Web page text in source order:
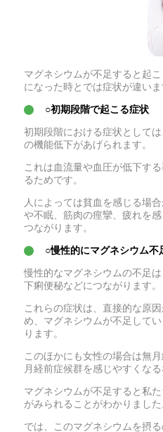
マグネシウムが不足すると起
になった時とでは症状が違いま
○初期段階で起こる症状
初期段階における症状として
の機能低下があげられます。
これは血流量や血圧が低下す
るためです。
人によっては貧血を感じる場
や不眠、筋肉の痙攣、疲れを
つながります。
○慢性的にマグネシウム不
慢性的なマグネシウムの不足
下痢便秘などにつながります。
これらの症状は、直接的な原
め、マグネシウムが不足して
ります。
このほかにも女性の場合は無
月経前症候群を感じやすくな
マグネシウムが不足すると私
がみられることがわかりました
では、このマグネシウムを摂